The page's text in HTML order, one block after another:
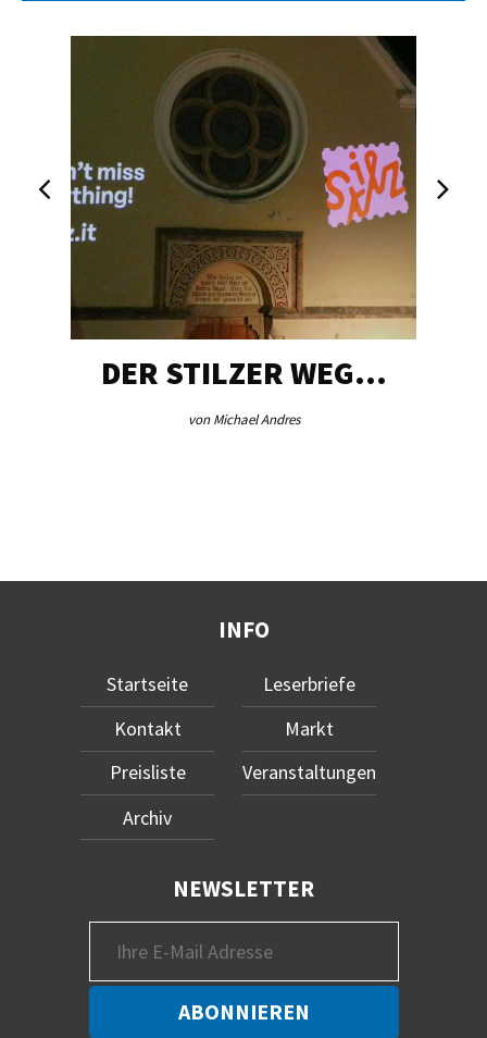
DER STILZER WEG…
von Michael Andres
INFO
Startseite
Kontakt
Preisliste
Archiv
Leserbriefe
Markt
Veranstaltungen
NEWSLETTER